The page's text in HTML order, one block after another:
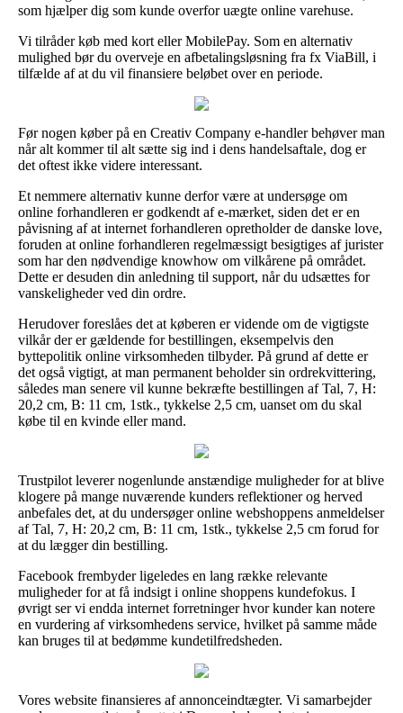
som hjælper dig som kunde overfor uægte online varehuse.
Vi tilråder køb med kort eller MobilePay. Som en alternativ
mulighed bør du overveje en afbetalingsløsning fra fx ViaBill, i
tilfælde af at du vil finansiere beløbet over en periode.
Før nogen køber på en Creativ Company e-handler behøver man
når alt kommer til alt sætte sig ind i dens handelsaftale, dog er
det oftest ikke videre interessant.
Et nemmere alternativ kunne derfor være at undersøge om
online forhandleren er godkendt af e-mærket, siden det er en
påvisning af at internet forhandleren opretholder de danske love,
foruden at online forhandleren regelmæssigt besigtiges af jurister
som har den nødvendige knowhow om vilkårene på området.
Dette er desuden din anledning til support, når du udsættes for
vanskeligheder ved din ordre.
Herudover foreslåes det at køberen er vidende om de vigtigste
vilkår der er gældende for bestillingen, eksempelvis den
byttepolitik online virksomheden tilbyder. På grund af dette er
det også vigtigt, at man permanent beholder sin ordrekvittering,
således man senere vil kunne bekræfte bestillingen af Tal, 7, H:
20,2 cm, B: 11 cm, 1stk., tykkelse 2,5 cm, uanset om du skal
købe til en kvinde eller mand.
Trustpilot leverer nogenlunde anstændige muligheder for at blive
klogere på mange nuværende kunders reflektioner og herved
anbefales det, at du undersøger online webshoppens anmeldelser
af Tal, 7, H: 20,2 cm, B: 11 cm, 1stk., tykkelse 2,5 cm forud for
at du lægger din bestilling.
Facebook frembyder ligeledes en lang række relevante
muligheder for at få indsigt i online shoppens kundefokus. I
øvrigt ser vi endda internet forretninger hvor kunder kan notere
en vurdering af virksomhedens service, hvilket på samme måde
kan bruges til at bedømme kundetilfredsheden.
Vores website finansieres af annonceindtægter. Vi samarbejder